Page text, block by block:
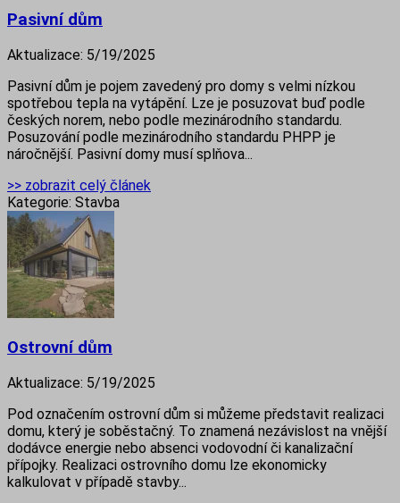
Pasivní dům
Aktualizace: 5/19/2025
Pasivní dům je pojem zavedený pro domy s velmi nízkou
spotřebou tepla na vytápění. Lze je posuzovat buď podle
českých norem, nebo podle mezinárodního standardu.
Posuzování podle mezinárodního standardu PHPP je
náročnější. Pasivní domy musí splňova...
>> zobrazit celý článek
Kategorie: Stavba
Ostrovní dům
Aktualizace: 5/19/2025
Pod označením ostrovní dům si můžeme představit realizaci
domu, který je soběstačný. To znamená nezávislost na vnější
dodávce energie nebo absenci vodovodní či kanalizační
přípojky. Realizaci ostrovního domu lze ekonomicky
kalkulovat v případě stavby...